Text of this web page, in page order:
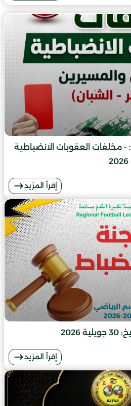
- مخلفات العقوبات الانضباطية
إقرأ المزيد
إقرأ المزيد